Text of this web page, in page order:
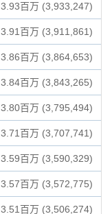
3.93百万 (3,933,247)
3.91百万 (3,911,861)
3.86百万 (3,864,653)
3.84百万 (3,843,265)
3.80百万 (3,795,494)
3.71百万 (3,707,741)
3.59百万 (3,590,329)
3.57百万 (3,572,775)
3.51百万 (3,506,274)